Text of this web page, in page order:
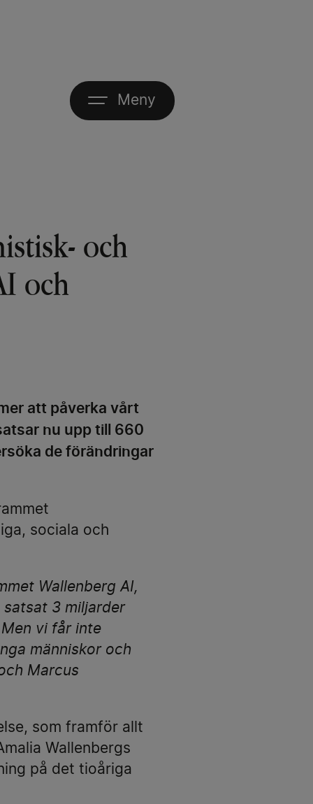
Meny
och
och
att påverka vårt
nu upp till 660
de förändringar
sociala och
Wallenberg AI,
satsat 3 miljarder
vi får inte
människor och
Marcus
som framför allt
Wallenbergs
på det tioåriga